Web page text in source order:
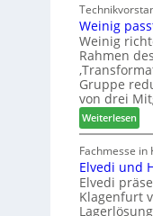
z
u
r
H
a
u
s
m
e
s
s
e
b
e
l
b
r
a
n
c
h
e
e
r
ö
Weinig
Weinig
Rahmen
Gruppe
von drei
Weiterlesen:
W
e
i
n
i
Fachmesse in
Elvedi und
Elvedi
Klagenfurt